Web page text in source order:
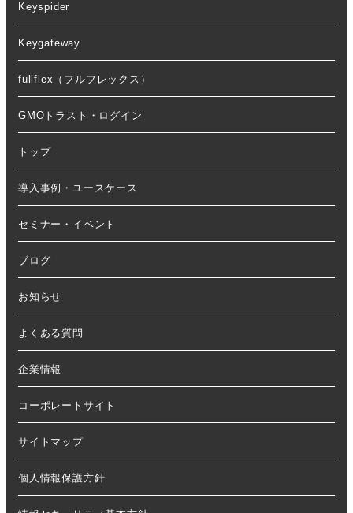
Keyspider
Keygateway
fullflex（フルフレックス）
GMOトラスト・ログイン
トップ
導入事例・ユースケース
セミナー・イベント
ブログ
お知らせ
よくある質問
企業情報
コーポレートサイト
サイトマップ
個人情報保護方針